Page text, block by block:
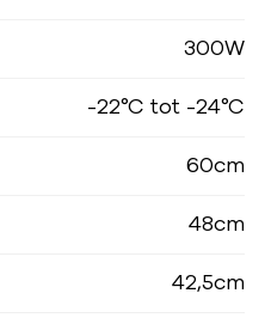
300W
-22°C tot -24°C
60cm
48cm
42,5cm